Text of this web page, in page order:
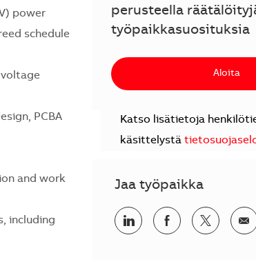
power
schedule
PCBA
and work
including
perusteella
työpaikkasuosituksia
Aloita
Katso lisätietoja
käsittelystä
Jaa työpaikka
Jaa LinkedInissä
Jaa Jaa